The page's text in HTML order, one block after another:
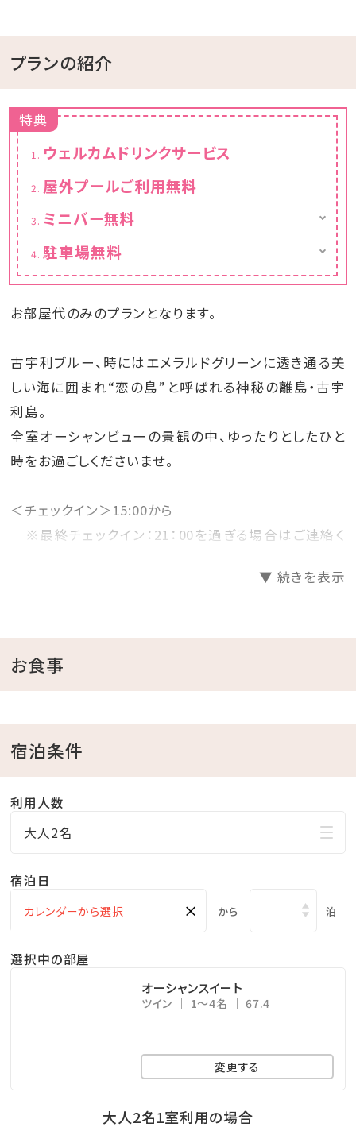
プランの紹介
特典
ウェルカムドリンクサービス
屋外プールご利用無料
ミニバー無料
ーヒーは無料でお楽しみいただけます。
駐車場無料
35台：宿泊者無料（1室2台以上ご利用の場合
は事前にご連絡ください。）
お部屋代のみのプランとなります。
古宇利ブルー、時にはエメラルドグリーンに透き通る美
しい海に囲まれ“恋の島”と呼ばれる神秘の離島・古宇
利島。
全室オーシャンビューの景観の中、ゆったりとしたひと
時をお過ごしくださいませ。
＜チェックイン＞15:00から
※最終チェックイン：21：00を過ぎる場合はご連絡く
■プール
たくさんの木々に囲まれ、海を眺めながらゆったりプー
ご利用期間：4月～10月
ご利用時間：8:00～20:00
※タオルは1階のラウンジにご用意しています。
※プールの水は常温です。（水温管理なし）
らお越しくださいませ。
※ペットボトルや水筒など蓋で開閉可能な飲み物は、お
※食べ物のお持ち込みはご遠慮いただいております。
▼ 続きを表示
お食事
宿泊条件
利用人数
大人2名
宿泊日
× から 泊
選択中の部屋
オーシャンスイート
ツイン 1～4名 67.4
変更する
大人2名1室利用の場合